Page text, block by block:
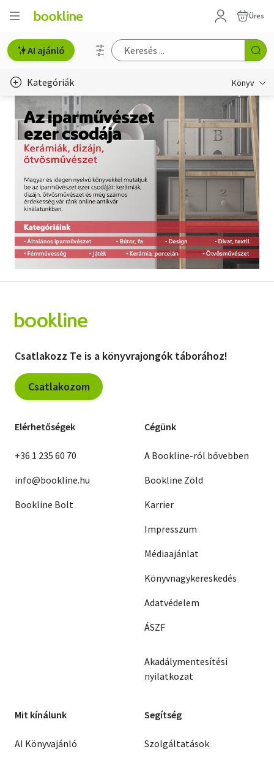
Üres
AI ajánló
Kategóriák Könyv
Életmód, egészség
Erotika
Gyermek- és ifjúsági
Hobbi, szabadidő
Művészet
Szakkönyv
Tankönyv, segédkönyv
Természettudomány
Történelem
Vallás
Csatlakozz Te is a könyvrajongók táborához!
Csatlakozom
Elérhetőségek
+36 1 235 60 70
info@bookline.hu
Bookline Bolt
Cégünk
A Bookline-ról bővebben
Bookline Zöld
Karrier
Impresszum
Médiaajánlat
Könyvnagykereskedés
Adatvédelem
ÁSZF
Akadálymentesítési
nyilatkozat
Mit kínálunk
AI Könyvajánló
Segítség
Szolgáltatások